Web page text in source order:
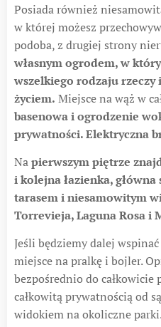
Posiada również
w której możesz
podoba, z drugiej strony
własnym ogrodem, w
wszelkiego rodzaju rzeczy
życiem. Miejsce na wąż w
basenowa i ogrodzenie
prywatności. Elektryczna
Napierwszym piętrze
i kolejna łazienka, główna
tarasem i niesamowitym
Torrevieja, Laguna Rosa i
Jeśli będziemy dalej
miejsce na pralkę i bojler.
bezpośrednio do
całkowitą prywatnością od
widokiem na okoliczne